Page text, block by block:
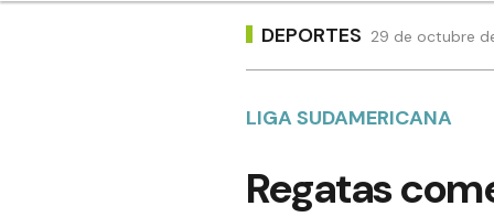
DEPORTES 29 de octubre
LIGA SUDAMERICANA
Regatas